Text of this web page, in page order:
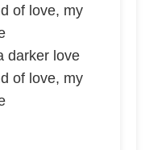
of love, my
darker love
of love, my